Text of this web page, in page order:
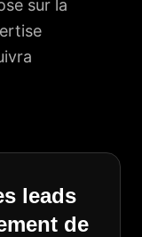
sur la
leads
de